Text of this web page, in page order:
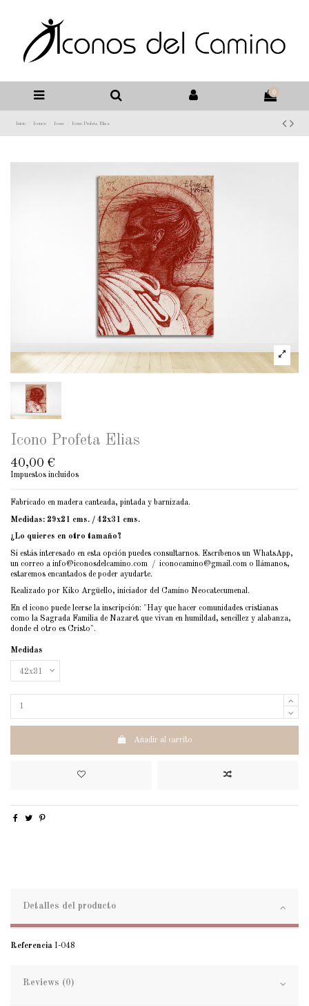
0
Inicio Iconos Icono Icono Profeta Elias
Icono Profeta Elias
40,00 €
Impuestos incluidos
Fabricado en madera canteada, pintada y barnizada.
Medidas: 29x21 cms. / 42x31 cms.
¿Lo quieres en otro tamaño?
Si estás interesado en esta opción puedes consultarnos. Escríbenos un WhatsApp,
un correo a info@iconosdelcamino.com / iconocamino@gmail.com o llámanos,
estaremos encantados de poder ayudarte.
Realizado por Kiko Argüello, iniciador del Camino Neocatecumenal.
En el icono puede leerse la inscripción: "Hay que hacer comunidades cristianas
como la Sagrada Familia de Nazaret que vivan en humildad, sencillez y alabanza,
donde el otro es Cristo".
Medidas
Añadir al carrito
Detalles del producto
Referencia I-048
Reviews (0)